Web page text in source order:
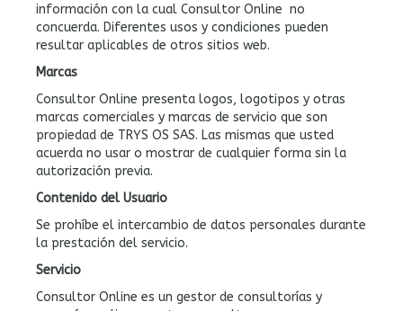
información con la cual Consultor Online no
concuerda. Diferentes usos y condiciones pueden
resultar aplicables de otros sitios web.
Marcas
Consultor Online presenta logos, logotipos y otras
marcas comerciales y marcas de servicio que son
propiedad de TRYS OS SAS. Las mismas que usted
acuerda no usar o mostrar de cualquier forma sin la
autorización previa.
Contenido del Usuario
Se prohíbe el intercambio de datos personales durante
la prestación del servicio.
Servicio
Consultor Online es un gestor de consultorías y